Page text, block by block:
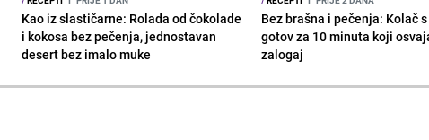
Kao iz slastičarne: Rolada od čokolade
i kokosa bez pečenja, jednostavan
desert bez imalo muke
Bez brašna i pečenja: Kolač
gotov za 10 minuta koji
zalogaj